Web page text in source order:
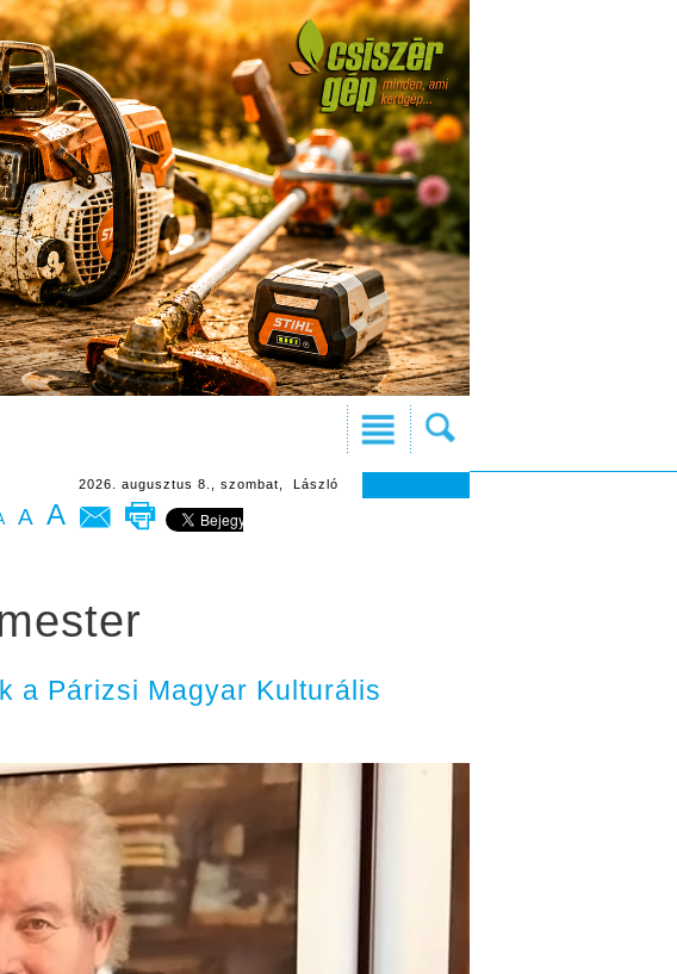
2026. augusztus 8., szombat, László
A A
a Párizsi Magyar Kulturális